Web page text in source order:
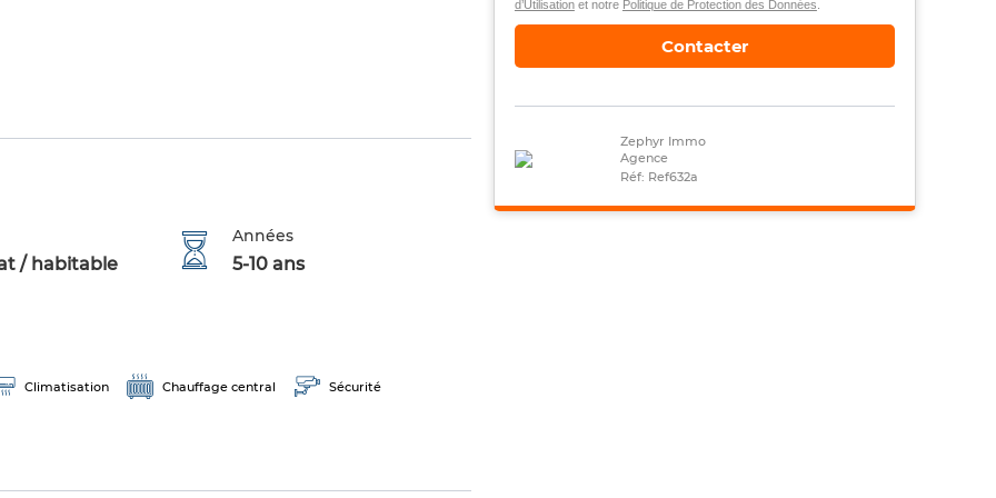
/ habitable
Années
5-10 ans
Climatisation Chauffage central Sécurité
d’Utilisationet notre Politique de Protection des Données
Contacter
Zephyr Immo
Agence
Réf: Ref632a